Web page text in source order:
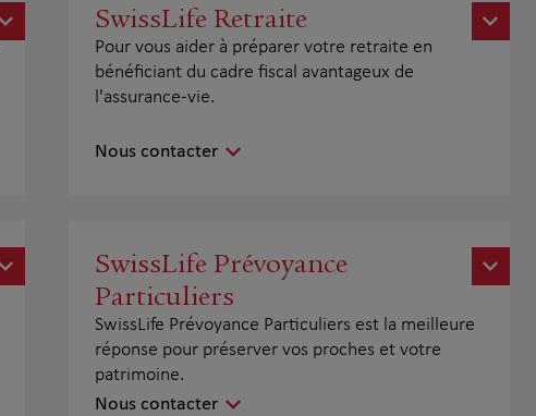
SwissLife Retraite
Pour vous aider à préparer votre retraite en
bénéficiant du cadre fiscal avantageux de
l'assurance-vie.
Nous contacter
SwissLife Prévoyance
Particuliers
SwissLife Prévoyance Particuliers est la meilleure
réponse pour préserver vos proches et votre
patrimoine.
Nous contacter